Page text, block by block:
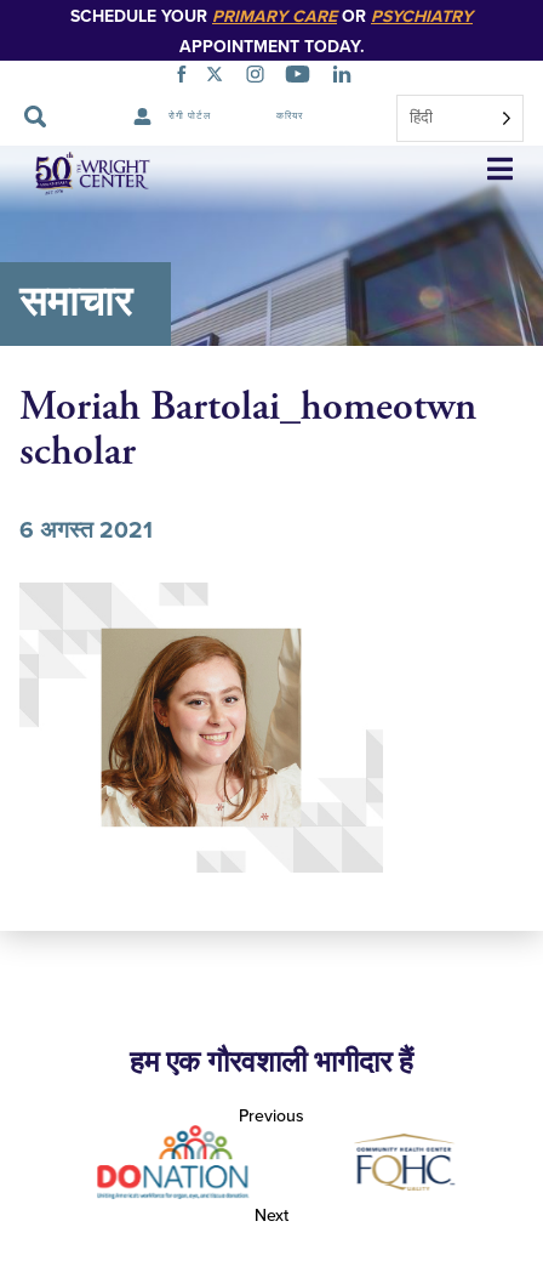
SCHEDULE YOUR PRIMARY CAREOR PSYCHIATRY
APPOINTMENT TODAY.
रोगी पोर्टल करियर हिंदी
नेविगेशन
छोड़ें
समाचार
Moriah Bartolai_homeotwn
scholar
6 अगस्त 2021
हम एक गौरवशाली भागीदार हैं
Previous
Next